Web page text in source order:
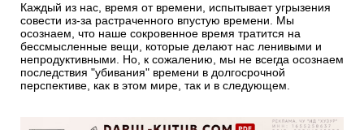
Каждый из нас, время от времени, испытывает угрызения
совести из-за растраченного впустую времени. Мы
осознаем, что наше сокровенное время тратится на
бессмысленные вещи, которые делают нас ленивыми и
непродуктивными. Но, к сожалению, мы не всегда осознаем
последствия "убивания" времени в долгосрочной
перспективе, как в этом мире, так и в следующем.